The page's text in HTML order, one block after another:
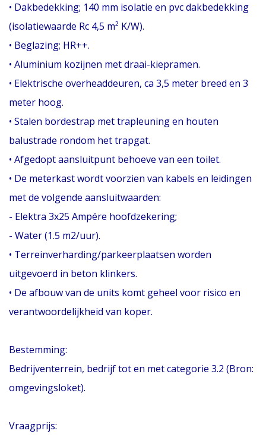
• Dakbedekking; 140 mm isolatie en pvc dakbedekking
(isolatiewaarde Rc 4,5 m² K/W).
• Beglazing; HR++.
• Aluminium kozijnen met draai-kiepramen.
• Elektrische overheaddeuren, ca 3,5 meter breed en 3
meter hoog.
• Stalen bordestrap met trapleuning en houten
balustrade rondom het trapgat.
• Afgedopt aansluitpunt behoeve van een toilet.
• De meterkast wordt voorzien van kabels en leidingen
met de volgende aansluitwaarden:
- Elektra 3x25 Ampére hoofdzekering;
- Water (1.5 m2/uur).
• Terreinverharding/parkeerplaatsen worden
uitgevoerd in beton klinkers.
• De afbouw van de units komt geheel voor risico en
verantwoordelijkheid van koper.
Bestemming:
Bedrijventerrein, bedrijf tot en met categorie 3.2 (Bron:
omgevingsloket).
Vraagprijs: